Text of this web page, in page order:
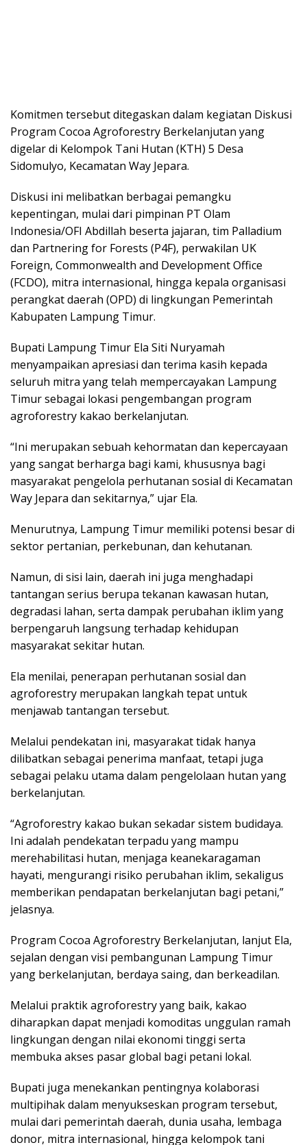
Komitmen tersebut ditegaskan dalam kegiatan Diskusi
Program Cocoa Agroforestry Berkelanjutan yang
digelar di Kelompok Tani Hutan (KTH) 5 Desa
Sidomulyo, Kecamatan Way Jepara.
Diskusi ini melibatkan berbagai pemangku
kepentingan, mulai dari pimpinan PT Olam
Indonesia/OFI Abdillah beserta jajaran, tim Palladium
dan Partnering for Forests (P4F), perwakilan UK
Foreign, Commonwealth and Development Office
(FCDO), mitra internasional, hingga kepala organisasi
perangkat daerah (OPD) di lingkungan Pemerintah
Kabupaten Lampung Timur.
Bupati Lampung Timur Ela Siti Nuryamah
menyampaikan apresiasi dan terima kasih kepada
seluruh mitra yang telah mempercayakan Lampung
Timur sebagai lokasi pengembangan program
agroforestry kakao berkelanjutan.
“Ini merupakan sebuah kehormatan dan kepercayaan
yang sangat berharga bagi kami, khususnya bagi
masyarakat pengelola perhutanan sosial di Kecamatan
Way Jepara dan sekitarnya,” ujar Ela.
Menurutnya, Lampung Timur memiliki potensi besar di
sektor pertanian, perkebunan, dan kehutanan.
Namun, di sisi lain, daerah ini juga menghadapi
tantangan serius berupa tekanan kawasan hutan,
degradasi lahan, serta dampak perubahan iklim yang
berpengaruh langsung terhadap kehidupan
masyarakat sekitar hutan.
Ela menilai, penerapan perhutanan sosial dan
agroforestry merupakan langkah tepat untuk
menjawab tantangan tersebut.
Melalui pendekatan ini, masyarakat tidak hanya
dilibatkan sebagai penerima manfaat, tetapi juga
sebagai pelaku utama dalam pengelolaan hutan yang
berkelanjutan.
“Agroforestry kakao bukan sekadar sistem budidaya.
Ini adalah pendekatan terpadu yang mampu
merehabilitasi hutan, menjaga keanekaragaman
hayati, mengurangi risiko perubahan iklim, sekaligus
memberikan pendapatan berkelanjutan bagi petani,”
jelasnya.
Program Cocoa Agroforestry Berkelanjutan, lanjut Ela,
sejalan dengan visi pembangunan Lampung Timur
yang berkelanjutan, berdaya saing, dan berkeadilan.
Melalui praktik agroforestry yang baik, kakao
diharapkan dapat menjadi komoditas unggulan ramah
lingkungan dengan nilai ekonomi tinggi serta
membuka akses pasar global bagi petani lokal.
Bupati juga menekankan pentingnya kolaborasi
multipihak dalam menyukseskan program tersebut,
mulai dari pemerintah daerah, dunia usaha, lembaga
donor, mitra internasional, hingga kelompok tani